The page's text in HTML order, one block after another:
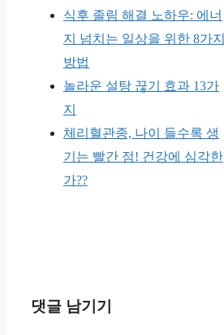
식후 졸림 해결 노하우: 에너
지 넘치는 일상을 위한 8가지
방법
놀라운 설탕 끊기 효과 13가
지
체리혈관종, 나이 들수록 생
기는 빨간 점! 건강에 심각한
가??
댓글 남기기